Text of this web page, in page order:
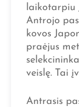
laikotarpiu
Antrojo
kovos
praėjus
veislę. Tai
Antrasis